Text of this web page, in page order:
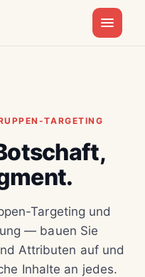
TARGETING
Targeting und
— bauen Sie
Attributen auf und
Inhalte an jedes.